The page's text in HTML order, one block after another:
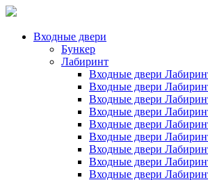
Входные двери
Бункер
Лабиринт
Входные двери
Входные двери
Входные двери
Входные двери
Входные двери
Входные двери
Входные двери
Входные двери
Входные двери